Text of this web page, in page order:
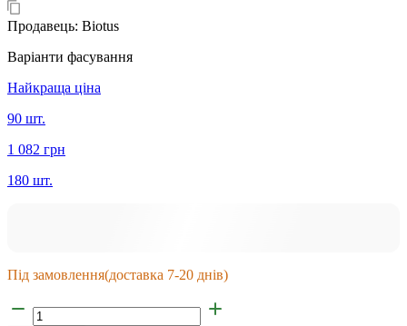
Продавець: Biotus
Варіанти фасування
Найкраща ціна
90 шт.
1 082 грн
180 шт.
Під замовлення(доставка 7-20 днів)